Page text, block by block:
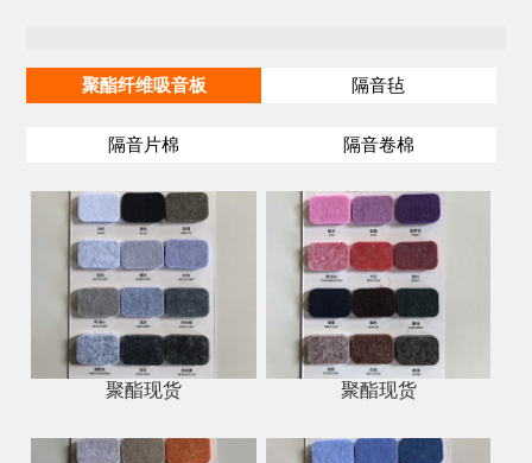
聚酯纤维吸音板 隔音毡
隔音片棉 隔音卷棉
聚酯现货 聚酯现货